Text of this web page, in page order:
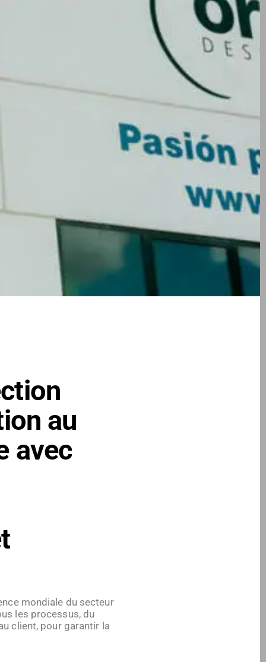
au
avec
mondiale du secteur
les processus, du
client, pour garantir la